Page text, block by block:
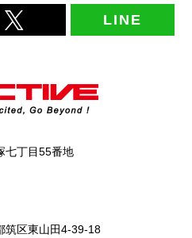
LINE
七丁目55番地
筑区東山田4-39-18